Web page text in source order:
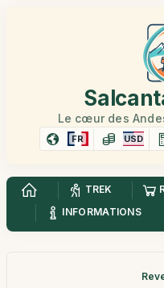
Le cœur des
FR USD
TREK
INFORMATIONS